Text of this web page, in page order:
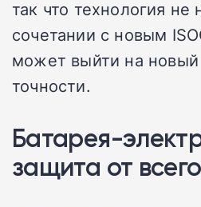
так что технология не
сочетании с новым
может выйти на новый
точности.
Батарея-
защита от всего